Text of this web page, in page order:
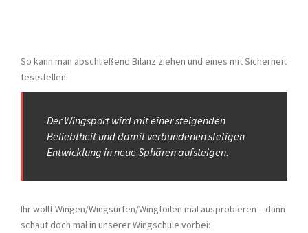
So kann man abschließend Bilanz ziehen und eines mit Sicherheit
feststellen:
Der Wingsport wird mit einer steigenden
Beliebtheit und damit verbundenen stetigen
Entwicklung in neue Sphären aufsteigen.
Ihr wollt Wingen/Wingsurfen/Wingfoilen mal ausprobieren – dann
schaut doch mal in unserer Wingschule vorbei: